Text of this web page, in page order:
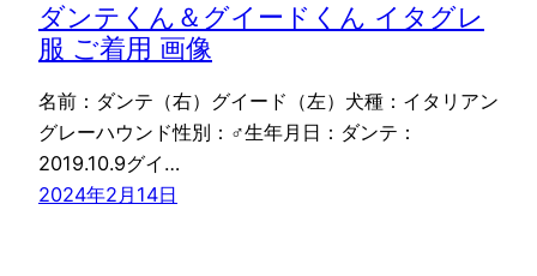
ダンテくん＆グイードくん イタグレ
服 ご着用 画像
名前：ダンテ（右）グイード（左）犬種：イタリアン
グレーハウンド性別：♂生年月日：ダンテ：
2019.10.9グイ…
2024年2月14日